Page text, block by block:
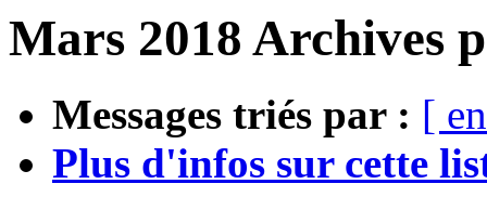
Mars 2018 Archives
Messages triés par : [
Plus d'infos sur cette